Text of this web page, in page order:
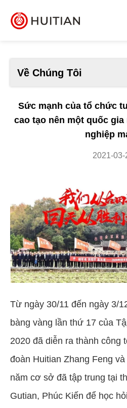
Về Chúng Tôi
Sức mạnh của tổ chức
cao tạo nên một quốc
nghiệp
2021-03-
Từ ngày 30/11 đến ngày 3/
bàng vàng lần thứ 17 của
2020 đã diễn ra thành công
đoàn Huitian Zhang Feng
năm cơ sở đã tập trung tại
Gutian, Phúc Kiến để học